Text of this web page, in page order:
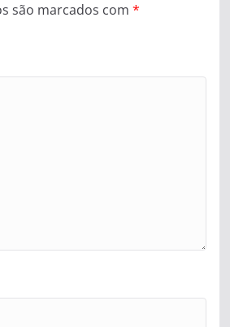
são marcados com *